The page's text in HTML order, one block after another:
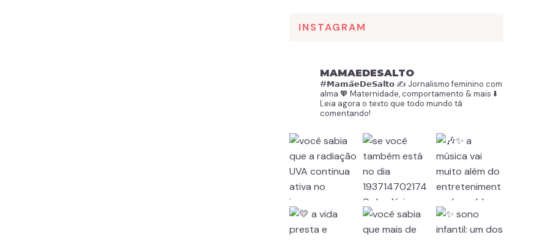
INSTAGRAM
MAMAEDESALTO
#𝗠𝗮𝗺𝗮̃𝗲𝗗𝗲𝗦𝗮𝗹𝘁𝗼 ✍️ Jornalismo feminino com
alma 💖 Maternidade, comportamento & mais ⬇️
Leia agora o texto que todo mundo tá
comentando!